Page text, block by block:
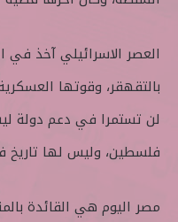
العصر الاسرائيلي آخذ في
بالتقهقر، وقوتها
لن تستمرا في دعم دولة
فلسطين، وليس لها
مصر اليوم هي القائدة